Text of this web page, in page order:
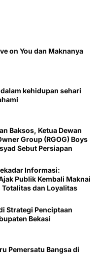
on You dan Maknanya
kehidupan sehari
Baksos, Ketua Dewan
Group (RGOG) Boys
Sebut Persiapan
Informasi:
Publik Kembali Maknai
dan Loyalitas
Strategi Penciptaan
Bekasi
Pemersatu Bangsa di